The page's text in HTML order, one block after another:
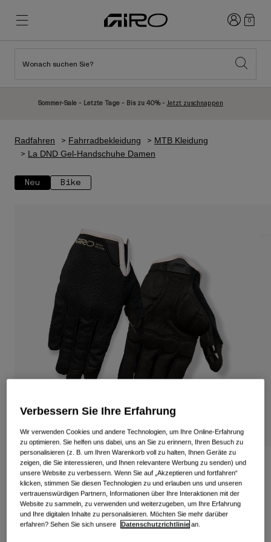
Neuzugänge
Helme
Rennrad Helme
Kinder Fahrradhelme
Rennrad Schuhe
Mountainbike Schuhe
Gravel Schuhe
Bekleidung
Rennrad Bekleidung
Mountainbike Bekleidung
Alle anzeigen
Neuzugänge
Helme
Ski
Alle anzeigen
Schutzbrillen
Snowboard
Alle anzeigen
Kinder
Helme
Anmelden
0
Wonach suchen Sie?
Sommer-Sale - Letzte Tage - Bis zu 40% - Jetzt zuschnappen
Radfahren Fahrradbekleidung
MTB Kleidung
La DND Gel-Handschuhe Damen
Neu Bike
La DND Gel-Handschuhe Damen
Artikelnr.39067
39,99 €
Verbessern Sie Ihre Erfahrung
Wir verwenden Cookies und andere Technologien, um Ihre Online-Erfahrung
zu optimieren. Sie helfen uns dabei, uns an Sie zu erinnern, Ihren Besuch zu
personalisieren (z. B. um Ihren Warenkorb voll zu halten, Ihnen Geräte zu
zeigen, die Sie interessieren, und Ihnen relevantere Werbung zu senden) und
unsere Website zu verbessern. Wenn Sie auf „Akzeptieren und fortfahren“
klicken, stimmen Sie diesen Technologien zu und erlauben uns und unseren
vertrauenswürdigen Partnern, Informationen über Ihre Interaktionen mit der
Website zu sammeln, zu verwenden und weiterzugeben, um Ihre Erfahrung
und Ihre digitalen Inhalte zu personalisieren. Möchten Sie mehr darüber
erfahren? Sehen Sie sich unsere
Datenschutzrichtlinie an.